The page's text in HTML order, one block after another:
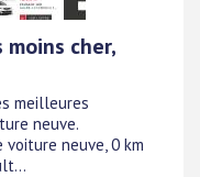
cher,
meilleures
neuve.
neuve, 0 km